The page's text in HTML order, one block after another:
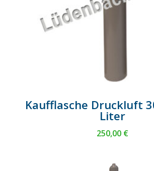
Kaufflasche Druckluft
Liter
250,00 €